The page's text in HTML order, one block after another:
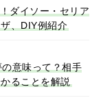
ダイソー・セリア
、DIY例紹介
の意味って？相手
ることを解説